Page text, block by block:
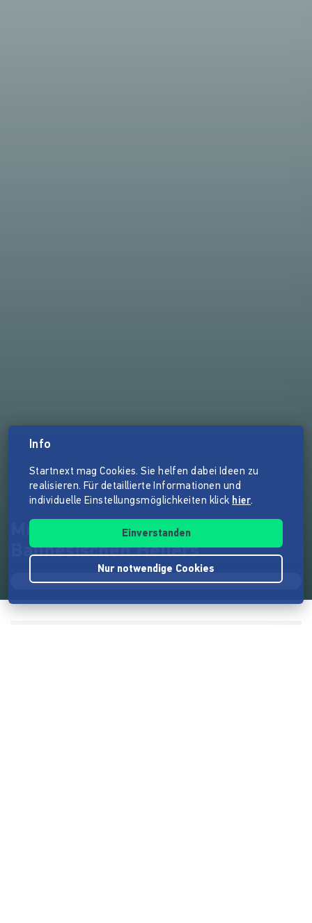
Mr Elektro - Das Rätsel des
Balinesischen Heilers
Info
Startnext mag Cookies. Sie helfen dabei Ideen zu
realisieren. Für detaillierte Informationen und
individuelle Einstellungsmöglichkeiten klick hier.
Einverstanden
Nur notwendige Cookies